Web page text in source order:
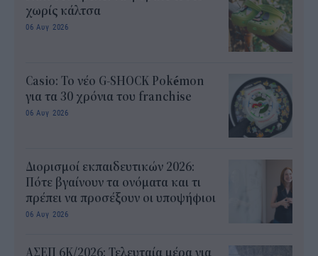
χωρίς κάλτσα
06 Αυγ 2026
Casio: Το νέο G-SHOCK Pokémon
για τα 30 χρόνια του franchise
06 Αυγ 2026
Διορισμοί εκπαιδευτικών 2026:
Πότε βγαίνουν τα ονόματα και τι
πρέπει να προσέξουν οι υποψήφιοι
06 Αυγ 2026
ΑΣΕΠ 6Κ/2026: Τελευταία μέρα για